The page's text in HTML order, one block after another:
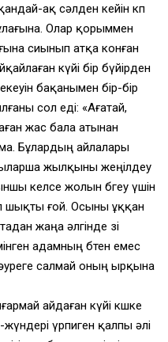
ақ сәлден кейін көп
Олар қорыммен
сиынып атқа конған
күйі бір бүйірден
бақанымен бір-бір
сол еді: «Ағатай,
жас бала атынан
ма. Бұлардың айлалары
жылқыны жеңілдеу
келсе жолын бөгеу үшін
шықты ғой. Осыны ұққан
жаңа әлгінде өзі
адамның бөтен емес
әуреге салмай оның ырқына
айдаған күйі көшке
үрпиген қалпы әлі